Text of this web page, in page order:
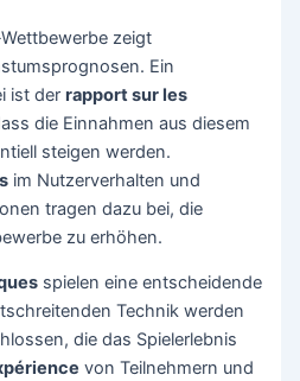
zeigt
Ein
ist derrapport sur les
die Einnahmen aus diesem
steigen werden.
im Nutzerverhalten und
tragen dazu bei, die
zu erhöhen.
spielen eine entscheidende
Technik werden
die das Spielerlebnis
von Teilnehmern und